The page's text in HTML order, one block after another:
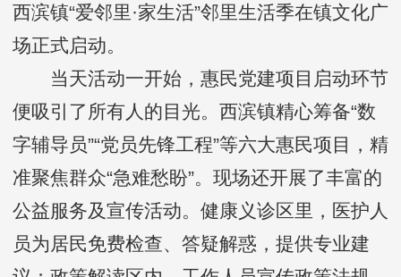
西滨镇“爱邻里·家生活”邻里生活季在镇文化广
场正式启动。
当天活动一开始，惠民党建项目启动环节
便吸引了所有人的目光。西滨镇精心筹备“数
字辅导员”“党员先锋工程”等六大惠民项目，精
准聚焦群众“急难愁盼”。现场还开展了丰富的
公益服务及宣传活动。健康义诊区里，医护人
员为居民免费检查、答疑解惑，提供专业建